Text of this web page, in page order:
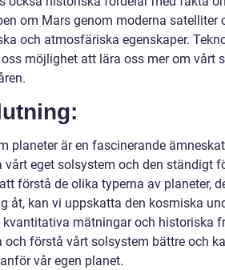
om Mars genom moderna satelliter
och atmosfäriska egenskaper.
möjlighet att lära oss mer om vårt
planeter är en fascinerande
vårt eget solsystem och den ständigt
förstå de olika typerna av planeter,
åt, kan vi uppskatta den kosmiska
kvantitativa mätningar och historiska
och förstå vårt solsystem bättre och
vår egen planet.